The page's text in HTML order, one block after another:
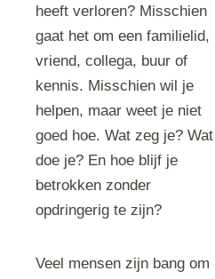
heeft verloren? Misschien
gaat het om een familielid,
vriend, collega, buur of
kennis. Misschien wil je
helpen, maar weet je niet
goed hoe. Wat zeg je? Wat
doe je? En hoe blijf je
betrokken zonder
opdringerig te zijn?
Veel mensen zijn bang om